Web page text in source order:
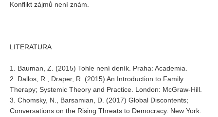
Konflikt zájmů není znám.
LITERATURA
1. Bauman, Z. (2015) Tohle není deník. Praha: Academia.
2. Dallos, R., Draper, R. (2015) An Introduction to Family
Therapy; Systemic Theory and Practice. London: McGraw-Hill.
3. Chomsky, N., Barsamian, D. (2017) Global Discontents;
Conversations on the Rising Threats to Democracy. New York: